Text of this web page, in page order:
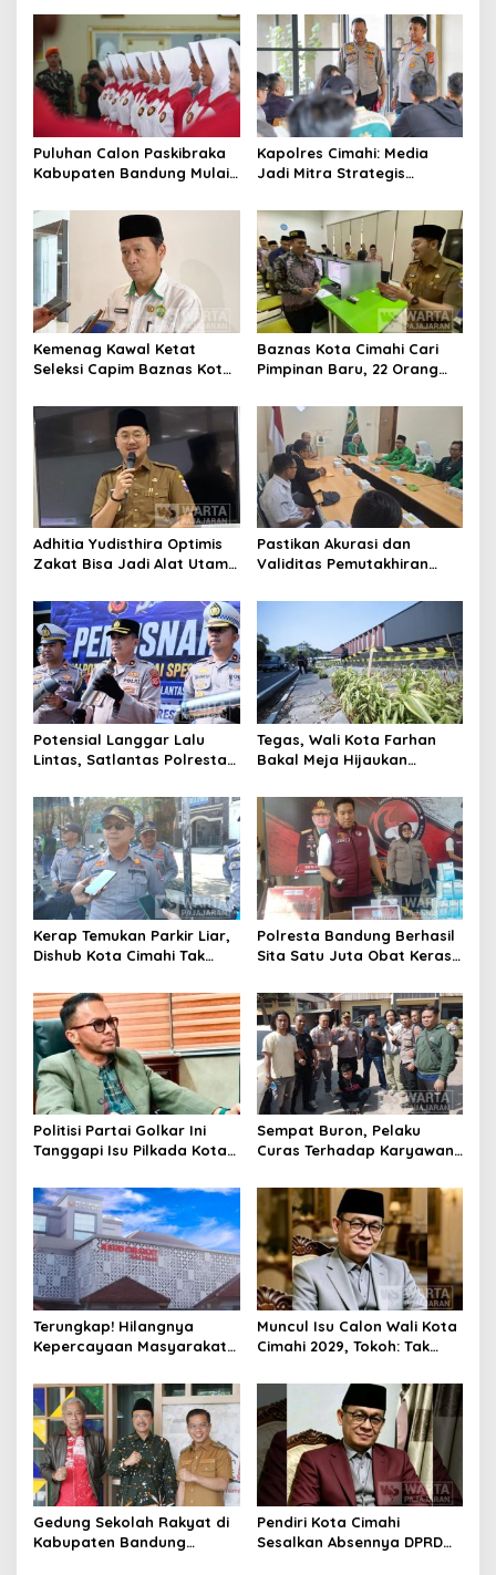
Alternatif di Padalarang
Pengurangan Belanja
Daerah
Puluhan Calon Paskibraka
Kabupaten Bandung Mulai
Kapolres Cimahi: Media
Jadi Mitra Strategis
Publik
Kemenag Kawal Ketat
Seleksi Capim Baznas Kota
Komisioner Baznas
Berintegritas
Baznas Kota Cimahi Cari
Pimpinan Baru, 22 Orang
Adhitia Yudisthira Optimis
Zakat Bisa Jadi Alat Utama
Kota Cimahi
Pastikan Akurasi dan
Validitas Pemutakhiran
Cimahi Lakukan
Potensial Langgar Lalu
Lintas, Satlantas Polresta
Motor Berknalpot Brong
Tegas, Wali Kota Farhan
Bakal Meja Hijaukan
Riau
Kerap Temukan Parkir Liar,
Dishub Kota Cimahi Tak
Pembinaan
Polresta Bandung Berhasil
Sita Satu Juta Obat Keras
Kasus Narkoba
Politisi Partai Golkar Ini
Tanggapi Isu Pilkada Kota
Sempat Buron, Pelaku
Curas Terhadap Karyawan
Ditangkap Polisi
Terungkap! Hilangnya
Kepercayaan Masyarakat
Rebranding RSUD Cibabat
Muncul Isu Calon Wali Kota
Cimahi 2029, Tokoh: Tak
Legitimasi Parpol
Gedung Sekolah Rakyat di
Kabupaten Bandung
Pendiri Kota Cimahi
Sesalkan Absennya DPRD